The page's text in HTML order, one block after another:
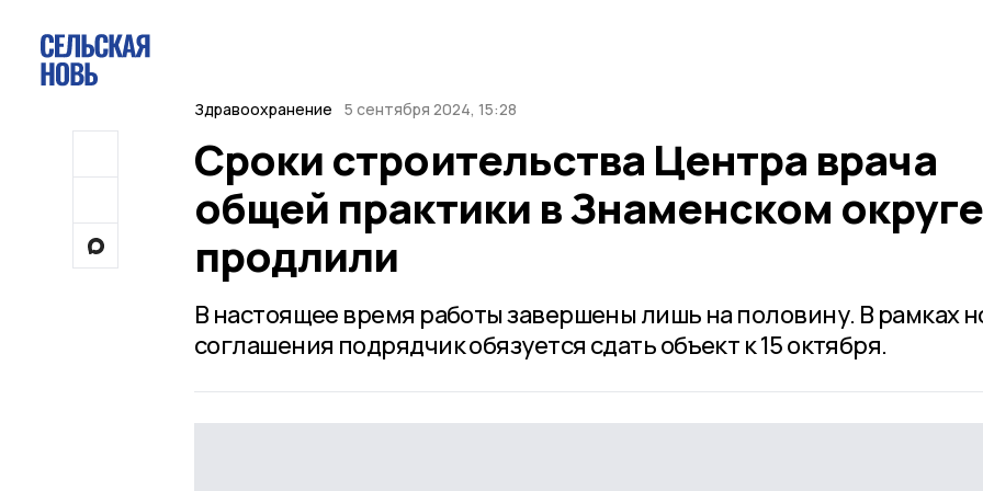
Здравоохранение 5 сентября 2024, 15:28
Сроки строительства Центра врача
общей практики в Знаменском округе
продлили
В настоящее время работы завершены лишь на половину. В рамках
соглашения подрядчик обязуется сдать объект к 15 октября.